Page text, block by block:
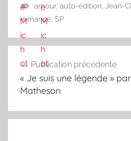
amour, auto-édition, Jean-
romance, SP
Navigation
de
l’article
Publication précédente
« Je suis une légende »
Matheson